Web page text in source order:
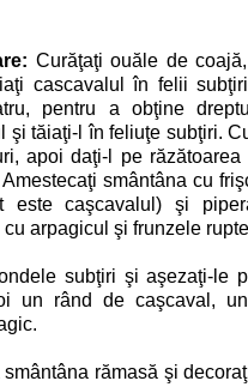
Curăţaţi ouăle de
cascavalul în felii
pentru a obţine
şi tăiaţi-l în feliuţe subţiri.
apoi daţi-l pe răzătoarea
smântâna cu
caşcavalul) şi
arpagicul şi frunzele
subţiri şi aşezaţi-le
un rând de caşcaval,
rămasă şi